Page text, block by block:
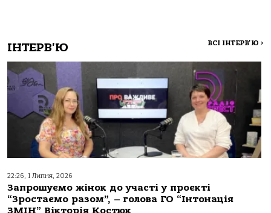
ІНТЕРВ'Ю ВСІ ІНТЕРВ'Ю >
22:26, 1 Липня, 2026
Запрошуємо жінок до участі у проєкті
“Зростаємо разом”, – голова ГО “Інтонація
ЗМІН” Вікторія Костюк